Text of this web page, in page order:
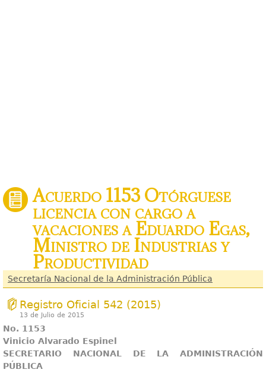
Acuerdo 1153 Otórguese
licencia con cargo a
vacaciones a Eduardo Egas,
Ministro de Industrias y
Productividad
Secretaría Nacional de la Administración Pública
Registro Oficial 542 (2015)
13 de Julio de 2015
No. 1153
Vinicio Alvarado Espinel
SECRETARIO NACIONAL DE LA ADMINISTRACIÓN
PÚBLICA